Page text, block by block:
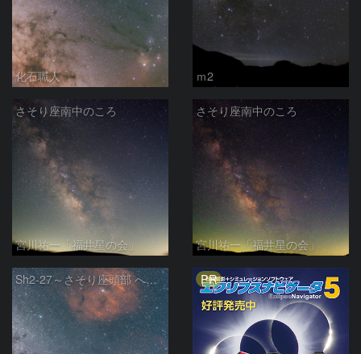
化石職人 ｍ2
さそり座南中のころ
宮川祐一「福井星の会」
さそり座南中のころ
宮川祐一「福井星の会」
Sh2-27～さそり座頭部 へびつかい座 さそり座 PR